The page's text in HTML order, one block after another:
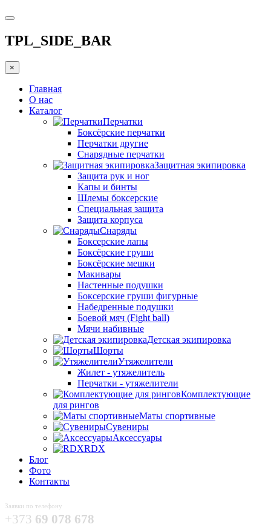
TPL_SIDE_BAR
×
Главная
О нас
Каталог
Перчатки
Боксёрские перчатки
Перчатки другие
Снарядные перчатки
Защитная экипировка
Защита рук и ног
Капы и бинты
Шлемы боксерские
Специальная защита
Защита корпуса
Снаряды
Боксерские лапы
Боксёрские груши
Боксёрские мешки
Макивары
Настенные подушки
Боксерские груши фигурные
Набедренные подушки
Боевой мяч (Fight ball)
Мячи набивные
Детская экипировка
Шорты
Утяжелители
Жилет - утяжелитель
Перчатки - утяжелители
Комплектующие
для рингов
Маты спортивные
Сувениры
Аксессуары
RDX
Блог
Фото
Контакты
Заявки по телефону
+373 69 078 678